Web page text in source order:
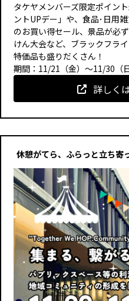
タケヤメンバーズ限定ポイン
ントUPデー」や、食品･日用
のお買い得セール、景品が必
けん大会など、ブラックフラ
特価品も盛りだくさん！
期間：11/21（金）～11/30（日
詳しく
休憩がてら、ふらっと立ち寄